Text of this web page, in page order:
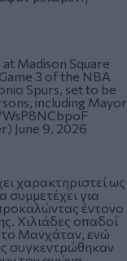
Madison Square
3 of the NBA
Spurs, set to be
including Mayor
June 9, 2026
χαρακτηριστεί ως
για
έντονο
Χιλιάδες οπαδοί
Μανχάταν, ενώ
συγκεντρώθηκαν